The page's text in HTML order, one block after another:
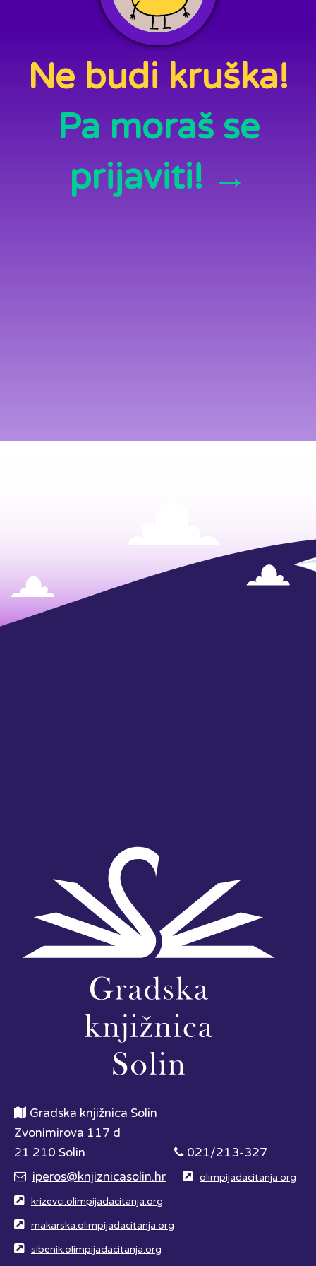
Ne budi kruška!
Pa moraš se
prijaviti! →
Gradska knjižnica Solin
Zvonimirova 117 d
21 210 Solin
021/213-327
iperos@knjiznicasolin.hr
olimpijadacitanja.org
krizevci.olimpijadacitanja.org
makarska.olimpijadacitanja.org
sibenik.olimpijadacitanja.org